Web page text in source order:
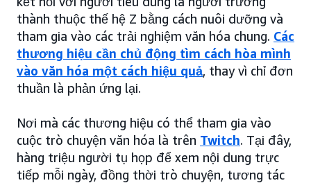
thành thuộc thế hệ Z bằng cách nuôi dưỡng và
tham gia vào các trải nghiệm văn hóa chung. Các
thương hiệu cần chủ động tìm cách hòa mình
vào văn hóa một cách hiệu quả, thay vì chỉ đơn
thuần là phản ứng lại.
Nơi mà các thương hiệu có thể tham gia vào
cuộc trò chuyện văn hóa là trên Twitch. Tại đây,
hàng triệu người tụ họp để xem nội dung trực
tiếp mỗi ngày, đồng thời trò chuyện, tương tác